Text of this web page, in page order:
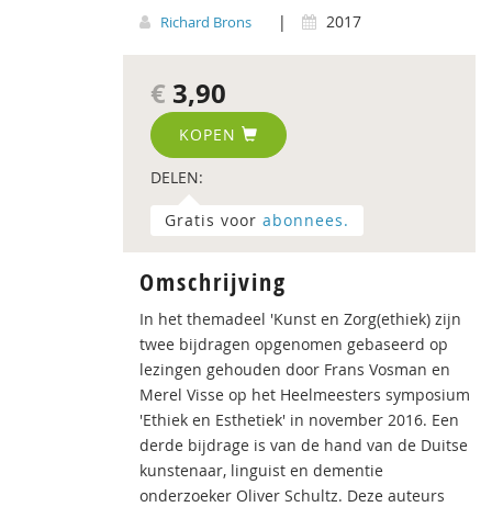
Richard Brons | 2017
€ 3,90
KOPEN
DELEN:
Gratis voor abonnees.
Omschrijving
In het themadeel 'Kunst en Zorg(ethiek) zijn
twee bijdragen opgenomen gebaseerd op
lezingen gehouden door Frans Vosman en
Merel Visse op het Heelmeesters symposium
'Ethiek en Esthetiek' in november 2016. Een
derde bijdrage is van de hand van de Duitse
kunstenaar, linguist en dementie
onderzoeker Oliver Schultz. Deze auteurs